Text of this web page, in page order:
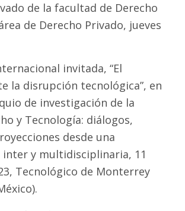
de la facultad de Derecho
de Derecho Privado, jueves
invitada, “El
la disrupción tecnológica”, en
de investigación de la
y Tecnología: diálogos,
desde una
inter y multidisciplinaria, 11
Tecnológico de Monterrey